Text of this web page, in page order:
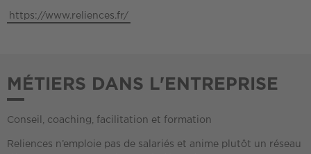
https://www.reliences.fr/
MÉTIERS DANS L'ENTREPRISE
Conseil, coaching, facilitation et formation
Reliences n’emploie pas de salariés et anime plutôt un réseau